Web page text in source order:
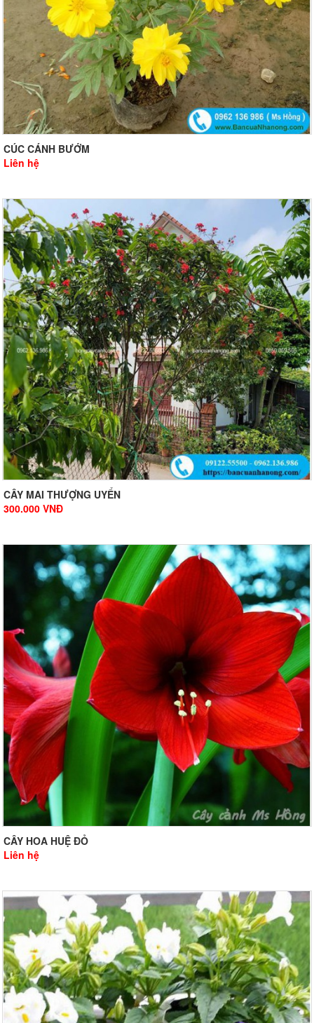
CÚC CÁNH BƯỚM
Liên hệ
CÂY MAI THƯỢNG UYỂN
300.000 VNĐ
CÂY HOA HUỆ ĐỎ
Liên hệ